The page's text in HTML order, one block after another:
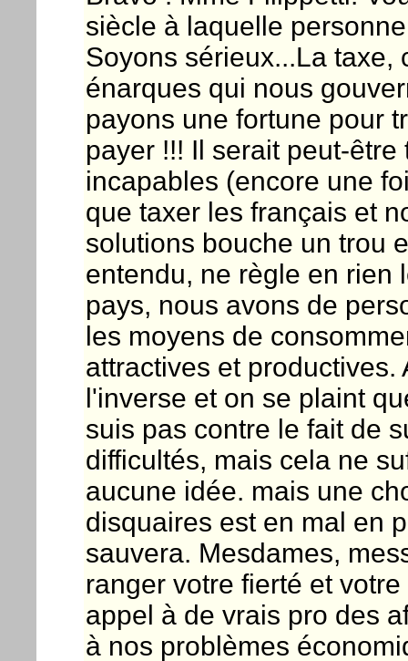
siècle à laquelle
Soyons sérieux...La taxe,
énarques qui nous
payons une fortune pour
payer !!! Il serait peut-
incapables (encore une
que taxer les français et
solutions bouche un trou
entendu, ne règle en rien
pays, nous avons de
les moyens de
attractives et
l'inverse et on se plaint
suis pas contre le fait de
difficultés, mais cela ne
aucune idée. mais une
disquaires est en mal en
sauvera. Mesdames,
ranger votre fierté et
appel à de vrais pro des
à nos problèmes